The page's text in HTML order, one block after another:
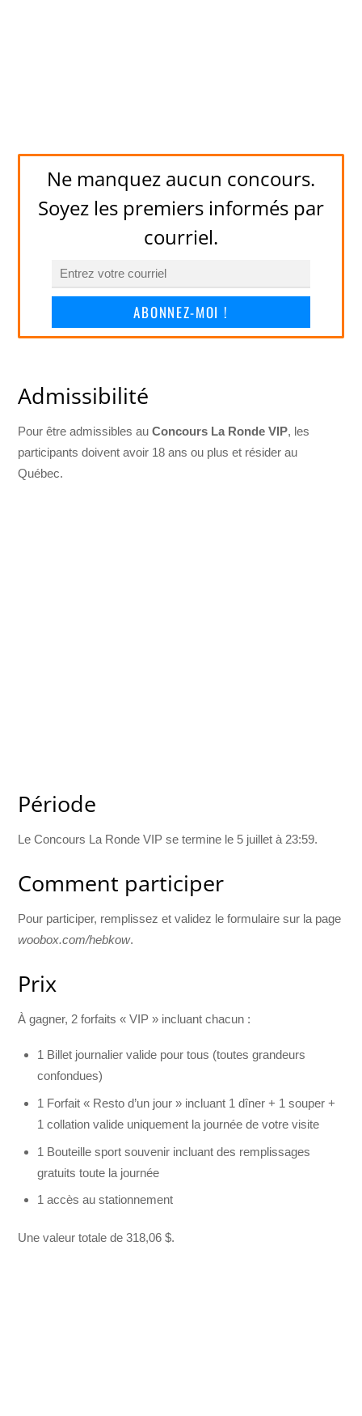
Ne manquez aucun concours.
Soyez les premiers informés par
courriel.
ABONNEZ-MOI !
Admissibilité
Pour être admissibles auConcours La Ronde VIP, les
participants doivent avoir 18 ans ou plus et résider au
Québec.
Période
Le Concours La Ronde VIP se termine le 5 juillet à 23:59.
Comment participer
Pour participer, remplissez et validez le formulaire sur la page
woobox.com/hebkow.
Prix
À gagner, 2 forfaits « VIP » incluant chacun :
1 Billet journalier valide pour tous (toutes grandeurs
confondues)
1 Forfait « Resto d’un jour » incluant 1 dîner + 1 souper +
1 collation valide uniquement la journée de votre visite
1 Bouteille sport souvenir incluant des remplissages
gratuits toute la journée
1 accès au stationnement
Une valeur totale de 318,06 $.